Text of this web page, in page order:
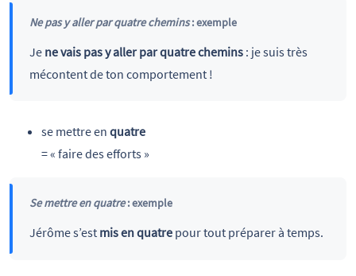
Ne pas y aller par quatre chemins: exemple
Je ne vais pas y aller par quatre chemins: je suis très
mécontent de ton comportement !
se mettre en quatre
= « faire des efforts »
Se mettre en quatre: exemple
Jérôme s’est mis en quatrepour tout préparer à temps.